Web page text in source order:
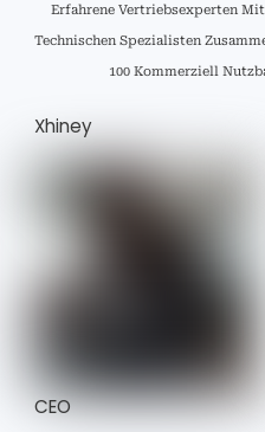
Erfahrene Vertriebsexperten
Technischen Spezialisten
100 Kommerziell
Xhiney
CEO